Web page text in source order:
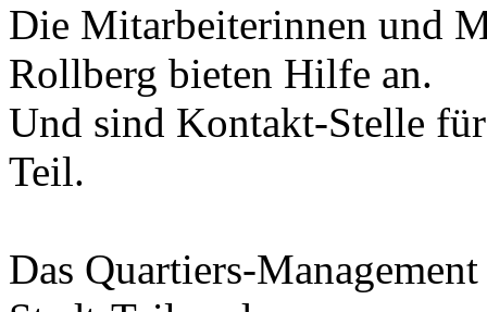
Die Mitarbeiterinnen und
Rollberg bieten Hilfe an.
Und sind Kontakt-Stelle
Teil.
Das Quartiers-